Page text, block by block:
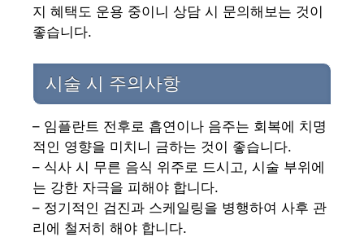
지 혜택도 운용 중이니 상담 시 문의해보는 것이
좋습니다.
시술 시 주의사항
– 임플란트 전후로 흡연이나 음주는 회복에 치명
적인 영향을 미치니 금하는 것이 좋습니다.
– 식사 시 무른 음식 위주로 드시고, 시술 부위에
는 강한 자극을 피해야 합니다.
– 정기적인 검진과 스케일링을 병행하여 사후 관
리에 철저히 해야 합니다.